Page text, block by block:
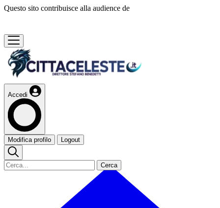
Questo sito contribuisce alla audience de
Accedi
Modifica profilo Logout
Cerca